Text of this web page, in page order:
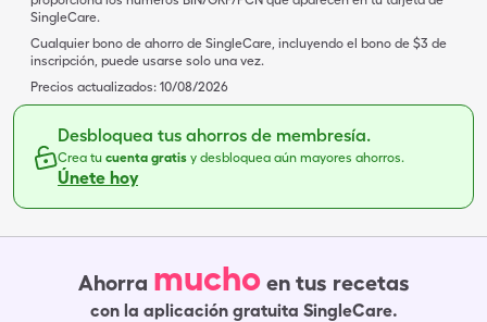
SingleCare.
Cualquier bono de ahorro de SingleCare, incluyendo el bono de $3 de
inscripción, puede usarse solo una vez.
Precios actualizados: 10/08/2026
Desbloquea tus ahorros de membresía.
Crea tu cuenta gratis y desbloquea aún mayores ahorros.
Únete hoy
Ahorra mucho en tus recetas
con la aplicación gratuita SingleCare.